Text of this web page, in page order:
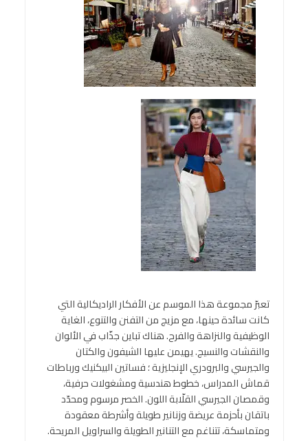
تعبرّ مجموعة هذا الموسم عن الأفكار الراديكالية التي
كانت سائدة حينها، مع مزيج من التفنن والتنوع، الغاية
الوظيفية والنزاهة والفرح. هناك تباين جذّاب في الألوان
والنقشات والنسيج. يهيمن عليها الشيفون والكتان
والجيرسي والبرودري الإنجليزية ؛ فساتين البيكنيك ورباطات
قماش المدراس، خطوط هندسية ومشغولات حرفية،
وقمصان الجيرسي القلّابة اللون. الخصر مرسوم ومحدّد
باتقان بأحزمة عريضة وزنانير طويلة وأشرطة معقودة
ومتماسكة، تتناغم مع التنانير الطويلة والسراويل المريحة.